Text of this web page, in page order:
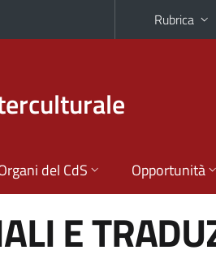
Rubrica
del CdS Opportunità
E